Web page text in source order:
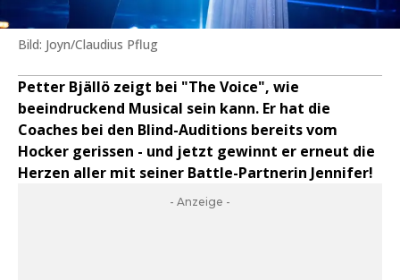
Bild: Joyn/Claudius Pflug
Petter Bjällö zeigt bei "The Voice", wie
beeindruckend Musical sein kann. Er hat die
Coaches bei den Blind-Auditions bereits vom
Hocker gerissen - und jetzt gewinnt er erneut die
Herzen aller mit seiner Battle-Partnerin Jennifer!
- Anzeige -